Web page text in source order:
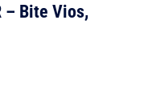
– Bite Vios,